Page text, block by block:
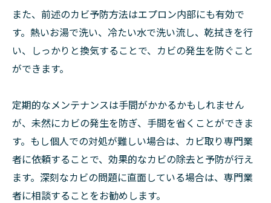
また、前述のカビ予防方法はエプロン内部にも有効で
す。熱いお湯で洗い、冷たい水で洗い流し、乾拭きを行
い、しっかりと換気することで、カビの発生を防ぐこと
ができます。
定期的なメンテナンスは手間がかかるかもしれません
が、未然にカビの発生を防ぎ、手間を省くことができま
す。もし個人での対処が難しい場合は、カビ取り専門業
者に依頼することで、効果的なカビの除去と予防が行え
ます。深刻なカビの問題に直面している場合は、専門業
者に相談することをお勧めします。